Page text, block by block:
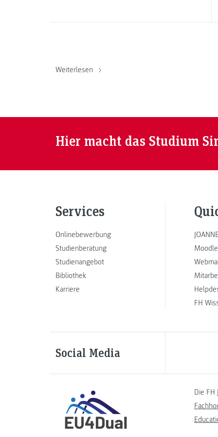
Weiterlesen
Hier macht das Studium
Services
Onlinebewerbung
Studienberatung
Studienangebot
Bibliothek
Karriere
FH
Social Media
Die FH